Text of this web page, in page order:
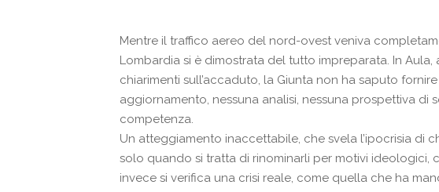
Mentre il traffico aereo del nord-ovest veniva
Lombardia si è dimostrata del tutto impreparata. In
chiarimenti sull’accaduto, la Giunta non ha saputo
aggiornamento, nessuna analisi, nessuna prospettiva di
competenza.
Un atteggiamento inaccettabile, che svela l’ipocrisia di
solo quando si tratta di rinominarli per motivi ideologici,
invece si verifica una crisi reale, come quella che ha